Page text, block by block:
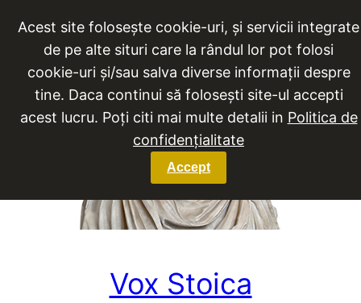
conținut
Vox Stoica
Acest site folosește cookie-uri, și servicii integrate
de pe alte situri care la rândul lor pot folosi
cookie-uri și/sau salva diverse informații despre
tine. Daca continui să folosești site-ul accepti
acest lucru. Poți citi mai multe detalii in Politica de
confidențialitate
Accept